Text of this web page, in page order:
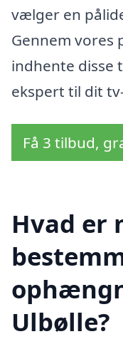
vælger en
Gennem vores
indhente disse
ekspert til dit
Få 3 tilbud,
Hvad er
Ulbølle?